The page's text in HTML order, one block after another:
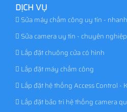
DỊCH VỤ
Sửa máy chấm công uy tín -
Sửa camera uy tín - chuyên nghiệp
Lắp đặt chuông cửa có hình
Lắp đặt máy chấm công
Lắp đặt hệ thống Access Control -
Lắp đặt bảo trì hệ thống camera